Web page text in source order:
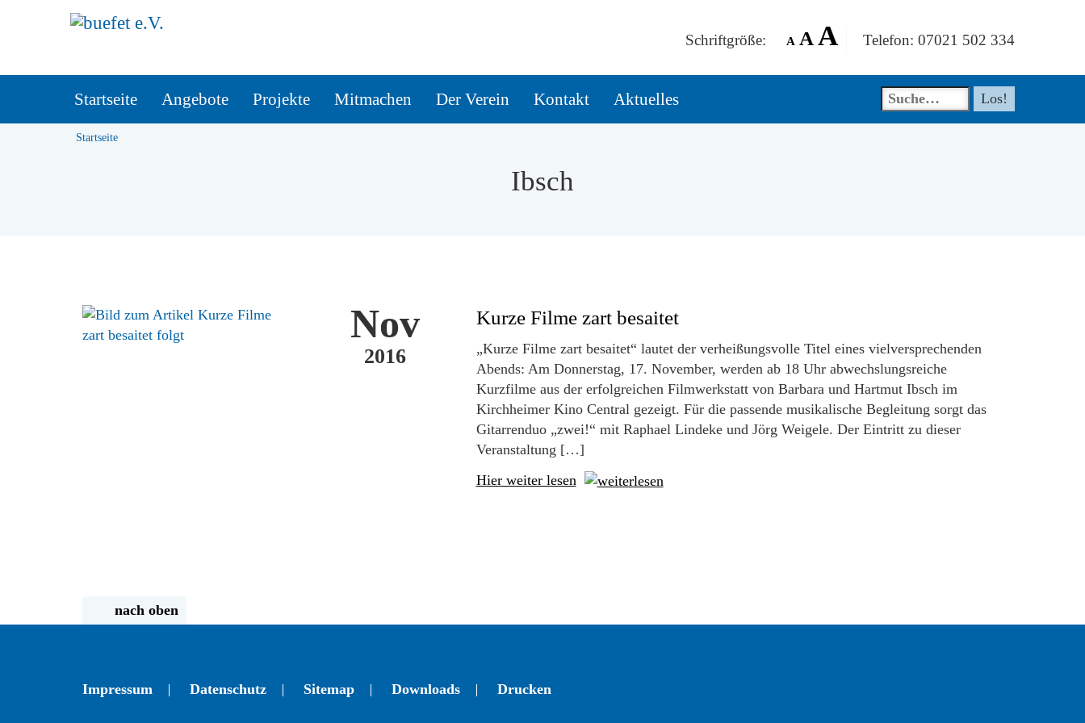
Schriftgröße: A A A Telefon: 07021 502 334
Startseite Angebote Projekte Mitmachen Der Verein Kontakt Aktuelles
Startseite
Ibsch
Nov
2016
Kurze Filme zart besaitet
„Kurze Filme zart besaitet“ lautet der verheißungsvolle Titel eines vielversprechenden
Abends: Am Donnerstag, 17. November, werden ab 18 Uhr abwechslungsreiche
Kurzfilme aus der erfolgreichen Filmwerkstatt von Barbara und Hartmut Ibsch im
Kirchheimer Kino Cent­ral gezeigt. Für die passende musikalische Begleitung sorgt das
Gitarrenduo „zwei!“ mit Raphael Lindeke und Jörg Weigele. Der Eintritt zu dieser
Veranstaltung […]
Hier weiter lesen
nach oben
Impressum Datenschutz Sitemap Downloads Drucken